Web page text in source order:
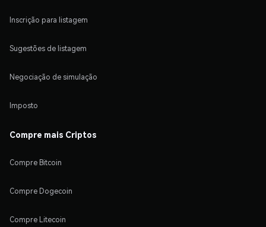
Inscrição para listagem
Sugestões de listagem
Negociação de simulação
Imposto
Compre mais Criptos
Compre Bitcoin
Compre Dogecoin
Compre Litecoin